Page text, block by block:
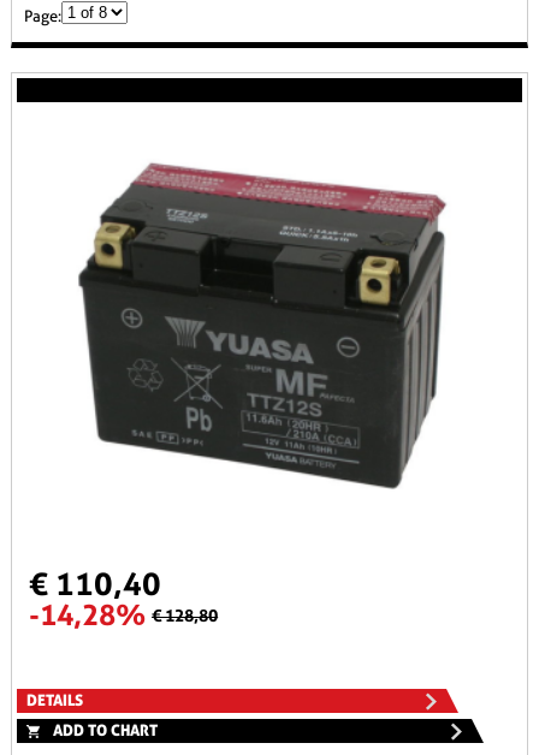
Page:
€ 110,40
-14,28% € 128,80
DETAILS
ADD TO CHART